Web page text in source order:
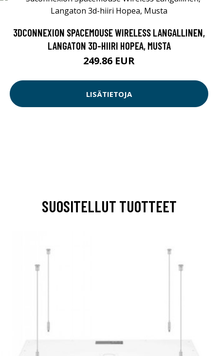
3DCONNEXION SPACEMOUSE WIRELESS LANGALLINEN,
LANGATON 3D-HIIRI HOPEA, MUSTA
249.86 EUR
LISÄTIETOJA
SUOSITELLUT TUOTTEET